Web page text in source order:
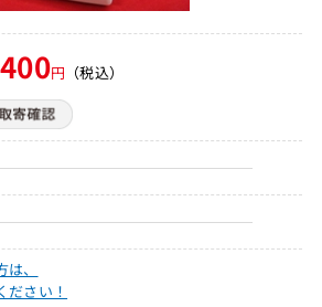
円 （税込）
、
ださい！